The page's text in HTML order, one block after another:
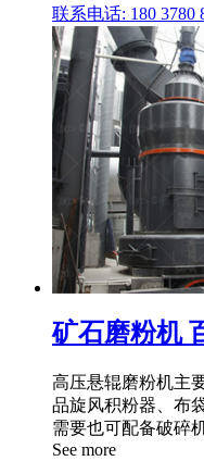
联系电话: 180 3780
矿石磨粉机
高压悬辊磨粉机主
品旋风积粉器、布
需要也可配备破碎
See more